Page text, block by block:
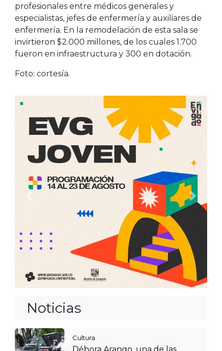
profesionales entre médicos generales y
especialistas, jefes de enfermería y auxiliares de
enfermería. En la remodelación de esta sala se
invirtieron $2.000 millones, de los cuales 1.700
fueron en infraestructura y 300 en dotación.
Foto: cortesía.
Noticias
Cultura